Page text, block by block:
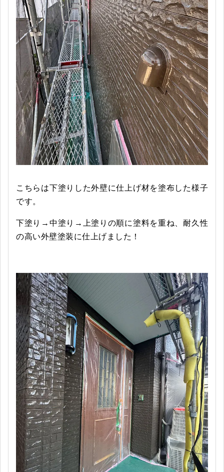
こちらは下塗りした外壁に仕上げ材を塗布した様子
です。
下塗り→中塗り→上塗りの順に塗料を重ね、耐久性
の高い外壁塗装に仕上げました！